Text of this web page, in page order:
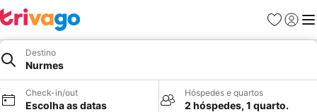
Favoritos
Iniciar
Destino
Nurmes
Check-in/out
Escolha as datas
Hóspedes e quartos
2 hóspedes, 1 quarto.